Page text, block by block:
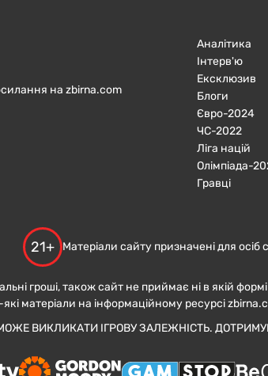
на zbirna.com
Аналітика
Інтерв'ю
Ексклюзив
Блоги
Євро-2024
ЧC-2022
Ліга націй
Олімпіада-
Гравці
21+ Матеріали сайту призначені для осіб
гроші, також сайт не приймає ні в якій
матеріали на інформаційному ресурсі
ВИКЛИКАТИ ІГРОВУ ЗАЛЕЖНІСТЬ.